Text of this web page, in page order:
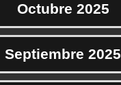
Octubre 2025
Septiembre 2025